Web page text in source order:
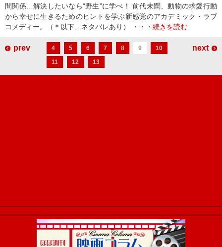
間関係…解決したいなら“野生”に学べ！ 前代未聞、動物の求愛行動
から幸せに生きるためのヒントを学ぶ新感覚のアカデミック・ラブ
コメディー。（＊以下、ネタバレあり） ・・・ 続きを読む
prev 4 5 6 7 8 9
10
11
12 13
next